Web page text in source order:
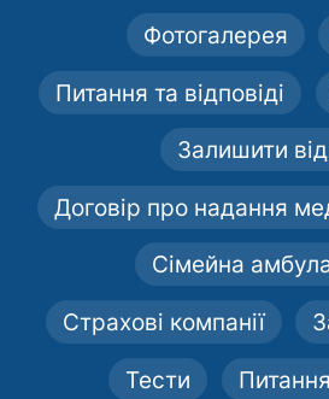
Фотогалерея
Питання та відповіді
Залишити
Договір про надання
Сімейна
Страхові компанії
Тести